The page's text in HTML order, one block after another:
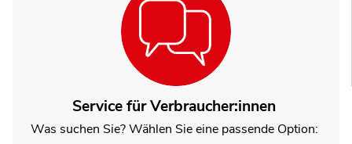
Service für Verbraucher:innen
Was suchen Sie? Wählen Sie eine passende Option: